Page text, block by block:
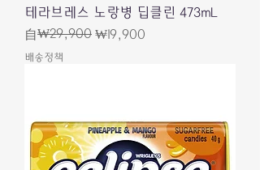
테라브레스 노랑병 딥클린 473mL
自
一般價格
₩29,900 ₩19,900
促銷價格
배송정책